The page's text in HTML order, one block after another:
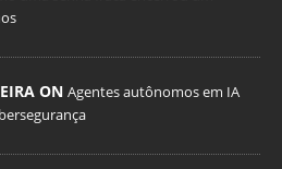
ON Agentes autônomos em IA